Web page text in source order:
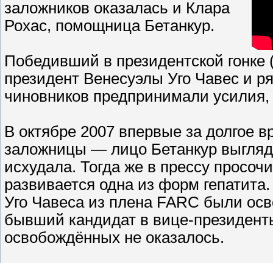
заложников оказалась и Клара
Рохас, помощница Бетанкур.
Победивший в президентской
президент Венесуэлы Уго Чавес и
чиновников предпринимали
В октябре 2007 впервые за долгое
заложницы — лицо Бетанкур
исхудала. Тогда же в прессу
развивается одна из форм
Уго Чавеса из плена FARC были
бывший кандидат в вице-
освобождённых не оказалось.